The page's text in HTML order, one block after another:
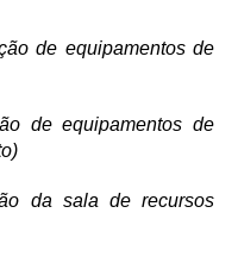
de equipamentos de
de equipamentos de
da sala de recursos